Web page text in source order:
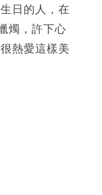
日的人，在
燭，許下心
熱愛這樣美